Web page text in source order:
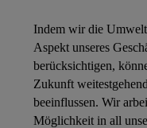
Indem wir die
Aspekt unseres
berücksichtigen,
Zukunft
beeinflussen. Wir
Möglichkeit in all